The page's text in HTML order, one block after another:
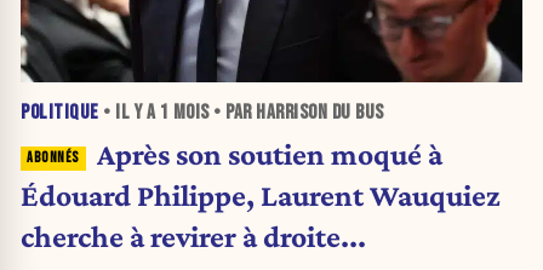
POLITIQUE • IL Y A 1 MOIS• PAR HARRISON DU BUS
Après son soutien moqué à
Édouard Philippe, Laurent Wauquiez
cherche à revirer à droite...